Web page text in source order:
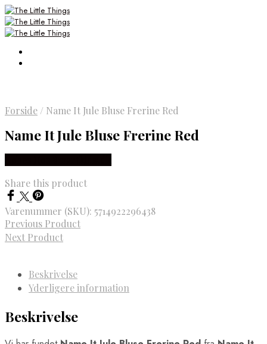
Forside / Name It Jule Bluse Frerine Red
Name It Jule Bluse Frerine Red
Share this product
Varenummer (SKU): 5714922296438
Previous Product
Next Product
Beskrivelse
Yderligere information
Beskrivelse